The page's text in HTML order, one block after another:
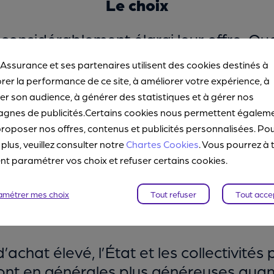
Le choix
élargi leur offre.
le choix parmi plusieurs
hybrides, à ce jour plus
Le prix
équivalent, une voiture 100%
un modèle hybride et hybride
d’euros supplémentaires pour
élevé, l’État et les collectivités
et ses partenaires utilisent des cookies destinés à
la performance de ce site, à améliorer votre expérience, à
son audience, à générer des statistiques et à gérer nos
de publicités.Certains cookies nous permettent
nos offres, contenus et publicités personnalisées.
veuillez consulter notreChartes Cookies. Vous pourrez à
paramétrer vos choix et refuser certains cookies.
Tout
Tout refuser
mes choix